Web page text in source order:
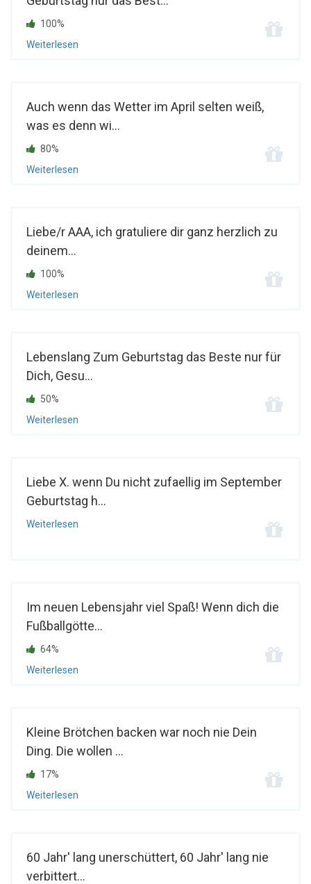
100%
Weiterlesen
Auch wenn das Wetter im April selten weiß,
was es denn wi...
80%
Weiterlesen
Liebe/r AAA, ich gratuliere dir ganz herzlich zu
deinem...
100%
Weiterlesen
Lebenslang Zum Geburtstag das Beste nur für
Dich, Gesu...
50%
Weiterlesen
Liebe X. wenn Du nicht zufaellig im September
Geburtstag h...
Weiterlesen
Im neuen Lebensjahr viel Spaß! Wenn dich die
Fußballgötte...
64%
Weiterlesen
Kleine Brötchen backen war noch nie Dein
Ding. Die wollen ...
17%
Weiterlesen
60 Jahr' lang unerschüttert, 60 Jahr' lang nie
verbittert...